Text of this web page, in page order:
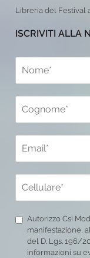
Libreria del Festival
ISCRIVITI ALLA
Autorizzo Csi
manifestazione,
del D. Lgs. 196/
informazioni su